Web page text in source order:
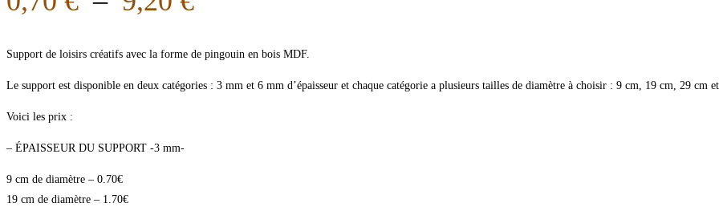
Support de loisirs créatifs avec la forme de pingouin en bois MDF.
Le support est disponible en deux catégories : 3 mm et 6 mm d’épaisseur et chaque catégorie a plusieurs tailles de diamètre à choisir : 9 cm, 19 cm, 29 cm
Voici les prix :
– ÉPAISSEUR DU SUPPORT -3 mm-
9 cm de diamètre – 0.70€
19 cm de diamètre – 1.70€